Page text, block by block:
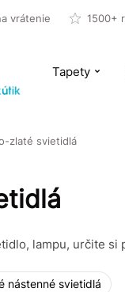
vrátenie 1500+
Tapety
zlaté svietidlá
lampu, určite
nástenné svietidlá